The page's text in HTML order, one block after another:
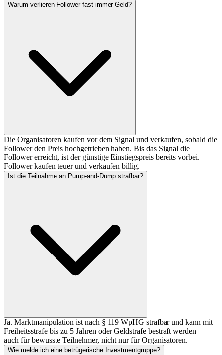
Warum verlieren Follower fast immer Geld?
Die Organisatoren kaufen vor dem Signal und verkaufen, sobald die
Follower den Preis hochgetrieben haben. Bis das Signal die
Follower erreicht, ist der günstige Einstiegspreis bereits vorbei.
Follower kaufen teuer und verkaufen billig.
Ist die Teilnahme an Pump-and-Dump strafbar?
Ja. Marktmanipulation ist nach § 119 WpHG strafbar und kann mit
Freiheitsstrafe bis zu 5 Jahren oder Geldstrafe bestraft werden —
auch für bewusste Teilnehmer, nicht nur für Organisatoren.
Wie melde ich eine betrügerische Investmentgruppe?